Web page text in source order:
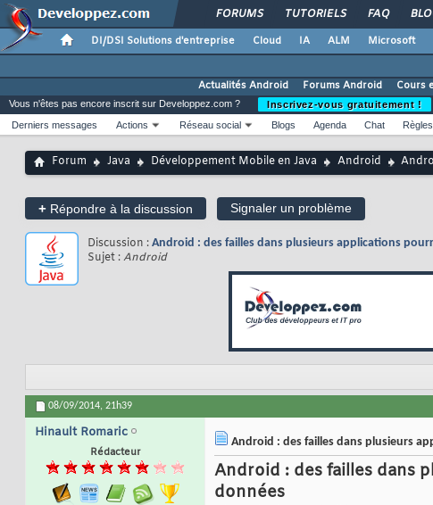
FORUMS TUTORIELS FAQ
DI/DSI Solutions d'entreprise Cloud IA ALM Microsoft
Actualités Android
Forums Android Cours
Vous n'êtes pas encore inscrit sur Developpez.com ?
Inscrivez-vous gratuitement !
Derniers messages
Actions Réseau social Blogs Agenda Chat Règles
Forum Java Développement Mobile en Java Android
+ Répondre à la discussion Signaler un problème
Discussion : Android : des failles dans plusieurs applications
Sujet :Android
08/09/2014, 21h39
Hinault Romaric
Rédacteur
Android : des failles dans plusieurs
Android : des failles dans
données